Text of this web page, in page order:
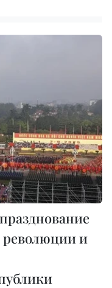
революции и